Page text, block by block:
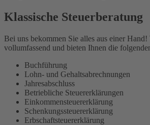
Klassische Steuerberatung
Bei uns bekommen Sie alles aus einer Hand!
vollumfassend und bieten Ihnen die
Buchführung
Lohn- und Gehaltsabrechnungen
Jahresabschluss
Betriebliche Steuererklärungen
Einkommensteuererklärung
Schenkungssteuererklärung
Erbschaftsteuererklärung